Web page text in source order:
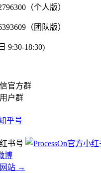
（个人版）
（团队版）
9:30-18:30)
户群
网站 →